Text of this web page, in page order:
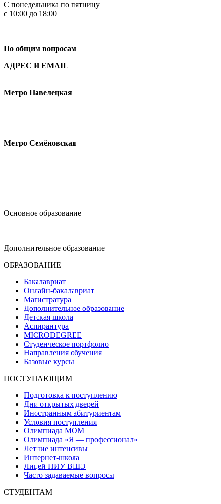
С понедельника по пятницу
с 10:00 до 18:00
По общим вопросам
АДРЕС И EMAIL
Метро Павелецкая
Метро Семёновская
Основное образование
Дополнительное образование
ОБРАЗОВАНИЕ
Бакалавриат
Онлайн-бакалавриат
Магистратура
Дополнительное образование
Детская школа
Аспирантура
MICRODEGREE
Студенческое портфолио
Направления обучения
Базовые курсы
ПОСТУПАЮЩИМ
Подготовка к поступлению
Дни открытых дверей
Иностранным абитуриентам
Условия поступления
Олимпиада МОМ
Олимпиада «Я — профессионал»
Летние интенсивы
Интернет-школа
Лицей НИУ ВШЭ
Часто задаваемые вопросы
СТУДЕНТАМ